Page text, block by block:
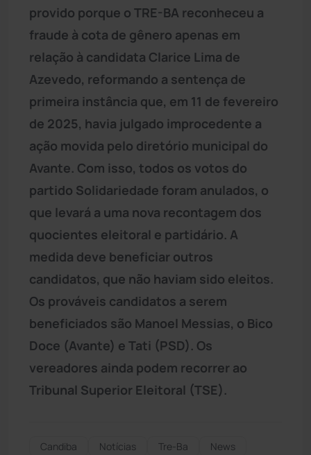
provido porque o TRE-BA reconheceu a
fraude à cota de gênero apenas em
relação à candidata Clarice Lima de
Azevedo, reformando a sentença de
primeira instância que, em 11 de fevereiro
de 2025, havia julgado improcedente a
ação movida pelo diretório municipal do
Avante. Com isso, todos os votos do
partido Solidariedade foram anulados, o
que levará a uma nova recontagem dos
quocientes eleitoral e partidário. A
medida deve beneficiar outros
candidatos, que não haviam sido eleitos.
Os prováveis candidatos a serem
beneficiados são Manoel Messias, o Bico
Doce (Avante) e Tati (PSD). Os
vereadores ainda podem recorrer ao
Tribunal Superior Eleitoral (TSE).
Candiba Notícias Tre-Ba News